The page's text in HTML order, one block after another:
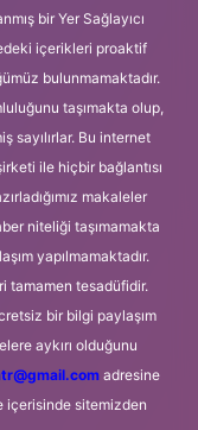
bir Yer Sağlayıcı
içerikleri proaktif
bulunmamaktadır.
taşımakta olup,
sayılırlar. Bu internet
ile hiçbir bağlantısı
makaleler
niteliği taşımamakta
yapılmamaktadır.
tamamen tesadüfidir.
bir bilgi paylaşım
aykırı olduğunu
adresine
içerisinde sitemizden